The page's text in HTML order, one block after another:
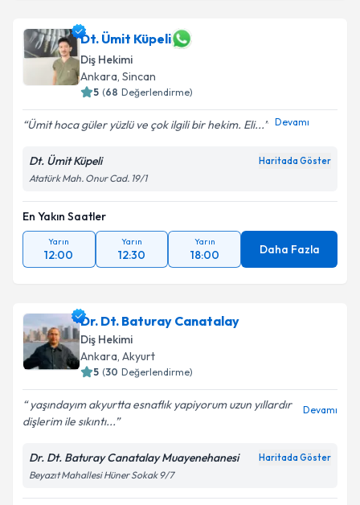
Dt. Ümit Küpeli
Diş Hekimi
Ankara, Sincan
5 (68 Değerlendirme)
Ümit hoca güler yüzlü ve çok ilgili bir hekim. Eli... Devamı
Dt. Ümit Küpeli Haritada Göster
Atatürk Mah. Onur Cad. 19/1
En Yakın Saatler
Yarın
12:00
Yarın
12:30
Yarın
18:00 Daha Fazla
Dr. Dt. Baturay Canatalay
Diş Hekimi
Ankara, Akyurt
5 (30 Değerlendirme)
yaşındayım akyurtta esnaflık yapiyorum uzun yıllardır
dişlerim ile sıkıntı...
Devamı
Dr. Dt. Baturay Canatalay Muayenehanesi Haritada Göster
Beyazıt Mahallesi Hüner Sokak 9/7